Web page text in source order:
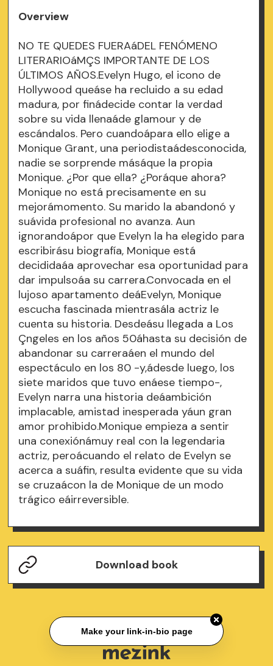
Overview
NO TE QUEDES FUERAáDEL FENÓMENO
LITERARIOáMÇS IMPORTANTE DE LOS
ÚLTIMOS AÑOS.Evelyn Hugo, el icono de
Hollywood queáse ha recluido a su edad
madura, por finádecide contar la verdad
sobre su vida llenaáde glamour y de
escándalos. Pero cuandoápara ello elige a
Monique Grant, una periodistaádesconocida,
nadie se sorprende másáque la propia
Monique. ¿Por que ella? ¿Poráque ahora?
Monique no está precisamente en su
mejorámomento. Su marido la abandonó y
suávida profesional no avanza. Aun
ignorandoápor que Evelyn la ha elegido para
escribirásu biografía, Monique está
decididaáa aprovechar esa oportunidad para
dar impulsoáa su carrera.Convocada en el
lujoso apartamento deáEvelyn, Monique
escucha fascinada mientrasála actriz le
cuenta su historia. Desdeásu llegada a Los
Çngeles en los años 50áhasta su decisión de
abandonar su carreraáen el mundo del
espectáculo en los 80 -y,ádesde luego, los
siete maridos que tuvo enáese tiempo-,
Evelyn narra una historia deáambición
implacable, amistad inesperada yáun gran
amor prohibido.Monique empieza a sentir
una conexiónámuy real con la legendaria
actriz, peroácuando el relato de Evelyn se
acerca a suáfin, resulta evidente que su vida
se cruzaácon la de Monique de un modo
trágico eáirreversible.
Download book
Make your link-in-bio page